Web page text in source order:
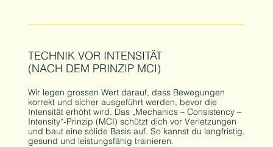
TECHNIK VOR INTENSITÄT
(NACH DEM PRINZIP MCI)
Wir legen grossen Wert darauf, dass Bewegungen
korrekt und sicher ausgeführt werden, bevor die
Intensität erhöht wird. Das „Mechanics – Consistency –
Intensity“-Prinzip (MCI) schützt dich vor Verletzungen
und baut eine solide Basis auf. So kannst du langfristig,
gesund und leistungsfähig trainieren.